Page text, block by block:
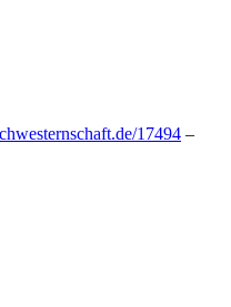
17494 –